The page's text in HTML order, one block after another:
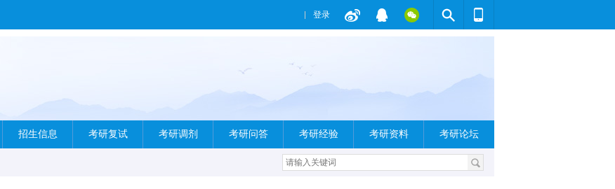
登录
招生信息 考研复试 考研调剂 考研问答 考研经验 考研资料 考研论坛